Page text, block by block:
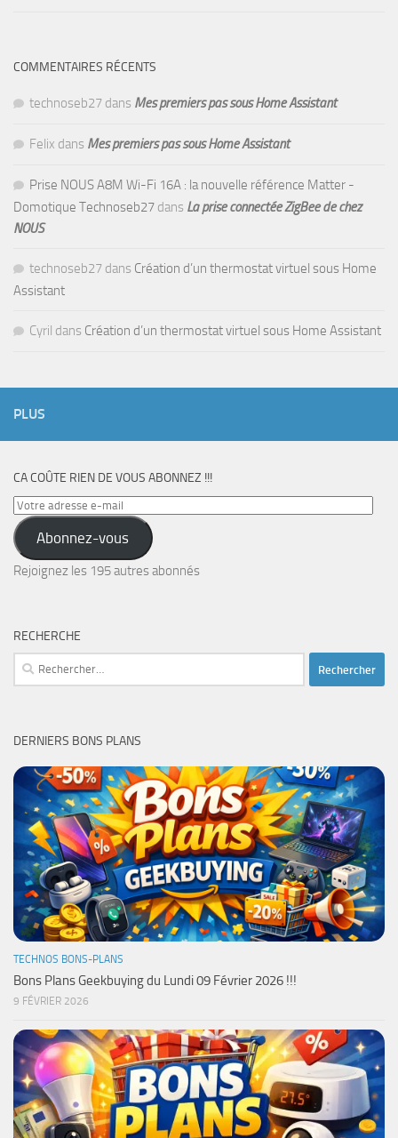
COMMENTAIRES RÉCENTS
technoseb27 dans Mes premiers pas sous Home Assistant
Felix dans Mes premiers pas sous Home Assistant
Prise NOUS A8M Wi-Fi 16A : la nouvelle référence Matter -
Domotique Technoseb27 dans La prise connectée ZigBee de chez
NOUS
technoseb27 dans Création d’un thermostat virtuel sous Home
Assistant
Cyril dans Création d’un thermostat virtuel sous Home Assistant
PLUS
CA COÛTE RIEN DE VOUS ABONNEZ !!!
Votre
adresse
e-
mail
Abonnez-vous
Rejoignez les 195 autres abonnés
RECHERCHE
Rechercher :
DERNIERS BONS PLANS
TECHNOS BONS-PLANS
Bons Plans Geekbuying du Lundi 09 Février 2026 !!!
9 FÉVRIER 2026